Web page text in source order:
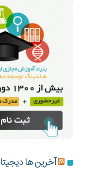
آخرین ها